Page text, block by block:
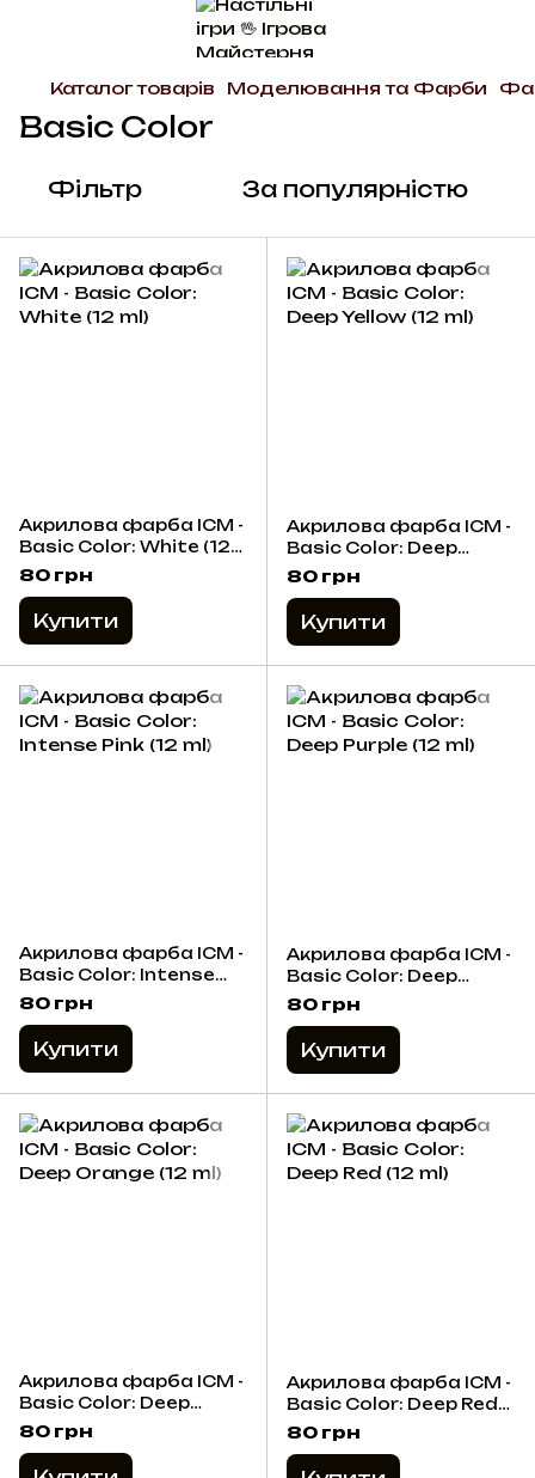
Каталог товарів Моделювання та Фарби
Basic Color
Фільтр За популярністю
Акрилова фарба ICM -
Basic Color: White (12
ml)
80 грн
Купити
Акрилова фарба ICM -
Basic Color: Deep
Yellow (12 ml)
80 грн
Купити
Акрилова фарба ICM -
Basic Color: Intense
Pink (12 ml)
80 грн
Купити
Акрилова фарба ICM -
Basic Color: Deep
Purple (12 ml)
80 грн
Купити
Акрилова фарба ICM -
Basic Color: Deep
Orange (12 ml)
80 грн
Акрилова фарба ICM -
Basic Color: Deep Red
(12 ml)
80 грн